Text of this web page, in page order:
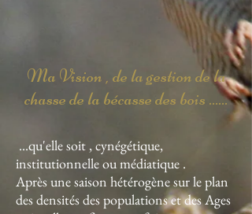
Ma Vision , de la gestion de la
chasse de la bécasse des bois ......
...qu'elle soit , cynégétique,
institutionnelle ou médiatique .
Après une saison hétérogène sur le plan
des densités des populations et des Ages